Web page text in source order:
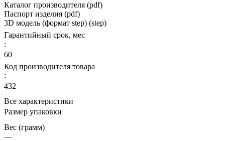
Каталог производителя (pdf)
Паспорт изделия (pdf)
3D модель (формат step) (step)
Гарантийный срок, мес
:
60
Код производителя товара
:
432
Все характеристики
Размер упаковки
Вес (грамм)
—